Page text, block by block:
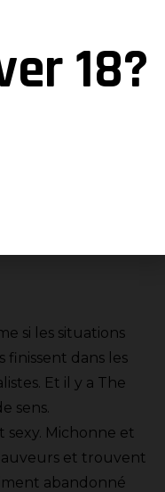
si les situations
finissent dans les
Et il y a The
sens.
sexy. Michonne et
et trouvent
abandonné
18?